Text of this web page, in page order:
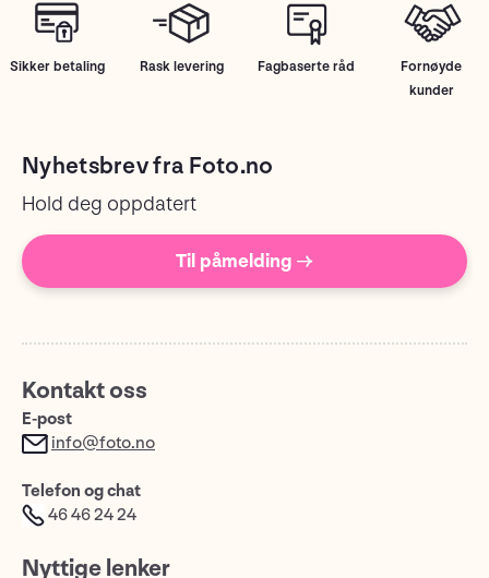
Sikker betaling Rask levering Fagbaserte råd
Fornøyde
kunder
Nyhetsbrev fra Foto.no
Hold deg oppdatert
Til påmelding →
Kontakt oss
E-post
info@foto.no
Telefon og chat
46 46 24 24
Nyttige lenker